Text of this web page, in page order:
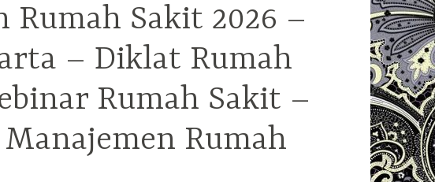
Sakit 2026 –
– Diklat Rumah
Rumah Sakit –
Rumah